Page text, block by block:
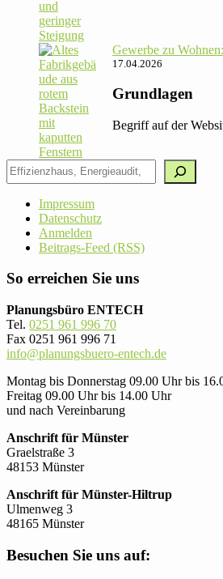
Gewerbe zu
17.04.2026
Grundlagen
Begriff auf der
Impressum
Datenschutz
Anmelden
Beitrags-Feed (RSS)
So erreichen Sie uns
Planungsbüro ENTECH
Tel. 0251 961 996 70
Fax 0251 961 996 71
info@planungsbuero-entech.de
Montag bis Donnerstag 09.00 Uhr bis
Freitag 09.00 Uhr bis 14.00 Uhr
und nach Vereinbarung
Anschrift für Münster
Graelstraße 3
48153 Münster
Anschrift für Münster-Hiltrup
Ulmenweg 3
48165 Münster
Besuchen Sie uns auf: